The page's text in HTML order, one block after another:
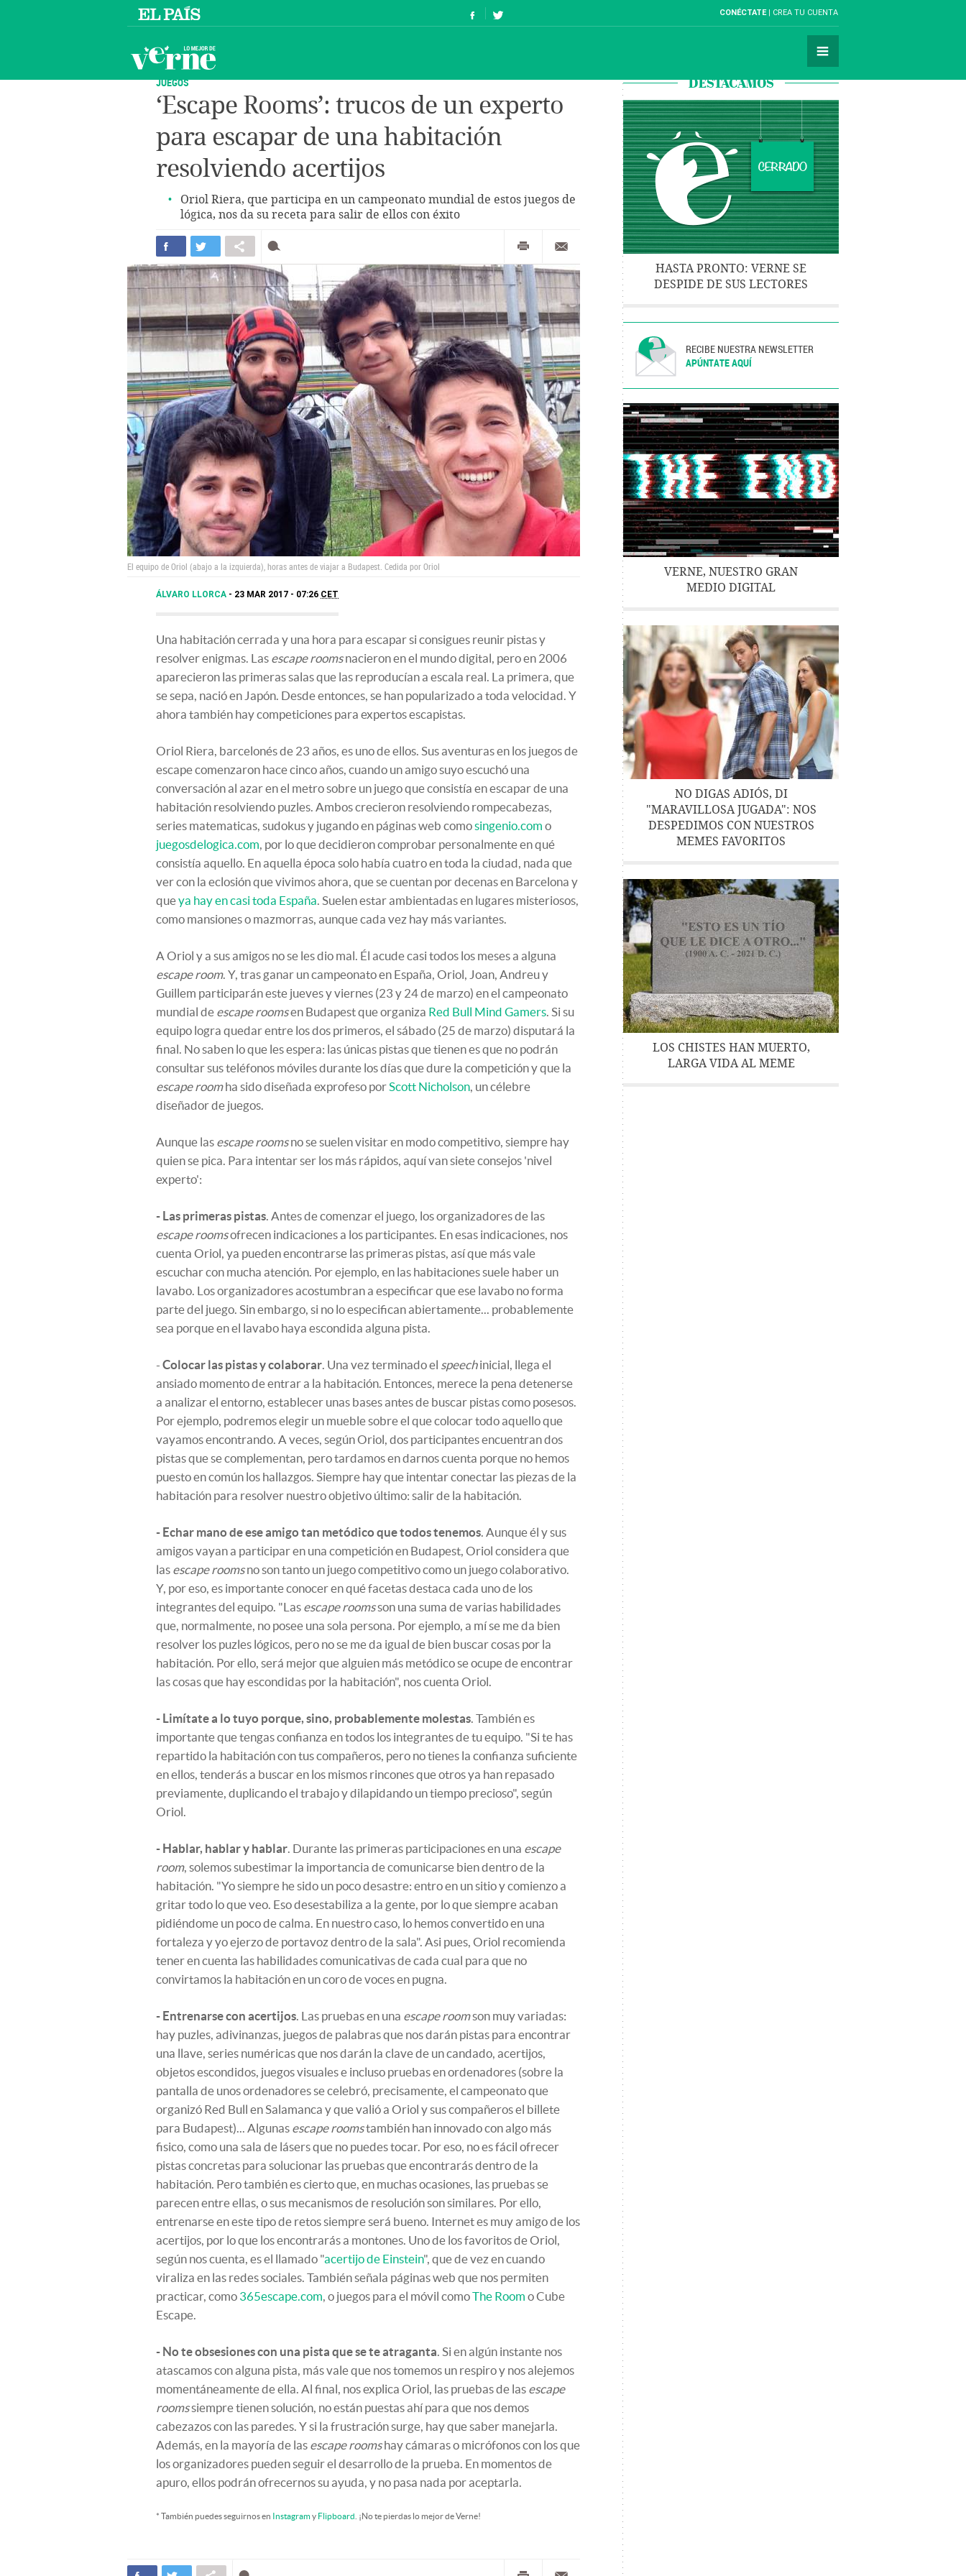
CONÉCTATE CREA TU CUENTA
JUEGOS
‘Escape Rooms’: trucos de un experto
para escapar de una habitación
resolviendo acertijos
Oriol Riera, que participa en un campeonato mundial de estos juegos de
lógica, nos da su receta para salir de ellos con éxito
El equipo de Oriol (abajo a la izquierda), horas antes de viajar a Budapest. Cedida por Oriol
ÁLVARO LLORCA 23 MAR 2017 - 07:26 CET
Una habitación cerrada y una hora para escapar si consigues reunir pistas y
resolver enigmas. Las escape roomsnacieron en el mundo digital, pero en 2006
aparecieron las primeras salas que las reproducían a escala real. La primera, que
se sepa, nació en Japón. Desde entonces, se han popularizado a toda velocidad. Y
ahora también hay competiciones para expertos escapistas.
Oriol Riera, barcelonés de 23 años, es uno de ellos. Sus aventuras en los juegos de
escape comenzaron hace cinco años, cuando un amigo suyo escuchó una
conversación al azar en el metro sobre un juego que consistía en escapar de una
habitación resolviendo puzles. Ambos crecieron resolviendo rompecabezas,
series matematicas, sudokus y jugando en páginas web comosingenio.com o
juegosdelogica.com, por lo que decidieron comprobar personalmente en qué
consistía aquello. En aquella época solo había cuatro en toda la ciudad, nada que
ver con la eclosión que vivimos ahora, que se cuentan por decenas en Barcelona y
queya hay en casi toda España. Suelen estar ambientadas en lugares misteriosos,
como mansiones o mazmorras, aunque cada vez hay más variantes.
A Oriol y a sus amigos no se les dio mal. Él acude casi todos los meses a alguna
escape room. Y, tras ganar un campeonato en España, Oriol, Joan, Andreu y
Guillem participarán este jueves y viernes (23 y 24 de marzo) en el campeonato
mundial de escape roomsen Budapest que organiza Red Bull Mind Gamers. Si su
equipo logra quedar entre los dos primeros, el sábado (25 de marzo) disputará la
final. No saben lo que les espera: las únicas pistas que tienen es que no podrán
consultar sus teléfonos móviles durante los días que dure la competición y que la
escape roomha sido diseñada exprofeso porScott Nicholson, un célebre
diseñador de juegos.
Aunque las escape roomsno se suelen visitar en modo competitivo, siempre hay
quien se pica. Para intentar ser los más rápidos, aquí van siete consejos 'nivel
experto':
- Las primeras pistas. Antes de comenzar el juego, los organizadores de las
escape roomsofrecen indicaciones a los participantes. En esas indicaciones, nos
cuenta Oriol, ya pueden encontrarse las primeras pistas, así que más vale
escuchar con mucha atención. Por ejemplo, en las habitaciones suele haber un
lavabo. Los organizadores acostumbran a especificar que ese lavabo no forma
parte del juego. Sin embargo, si no lo especifican abiertamente... probablemente
sea porque en el lavabo haya escondida alguna pista.
- Colocar las pistas y colaborar. Una vez terminado el speechinicial, llega el
ansiado momento de entrar a la habitación. Entonces, merece la pena detenerse
a analizar el entorno, establecer unas bases antes de buscar pistas como posesos.
Por ejemplo, podremos elegir un mueble sobre el que colocar todo aquello que
vayamos encontrando. A veces, según Oriol, dos participantes encuentran dos
pistas que se complementan, pero tardamos en darnos cuenta porque no hemos
puesto en común los hallazgos. Siempre hay que intentar conectar las piezas de la
habitación para resolver nuestro objetivo último: salir de la habitación.
- Echar mano de ese amigo tan metódico que todos tenemos. Aunque él y sus
amigos vayan a participar en una competición en Budapest, Oriol considera que
las escape roomsno son tanto un juego competitivo como un juego colaborativo.
Y, por eso, es importante conocer en qué facetas destaca cada uno de los
integrantes del equipo. "Las escape roomsson una suma de varias habilidades
que, normalmente, no posee una sola persona. Por ejemplo, a mí se me da bien
resolver los puzles lógicos, pero no se me da igual de bien buscar cosas por la
habitación. Por ello, será mejor que alguien más metódico se ocupe de encontrar
las cosas que hay escondidas por la habitación", nos cuenta Oriol.
- Limítate a lo tuyo porque, sino, probablemente molestas. También es
importante que tengas confianza en todos los integrantes de tu equipo. "Si te has
repartido la habitación con tus compañeros, pero no tienes la confianza suficiente
en ellos, tenderás a buscar en los mismos rincones que otros ya han repasado
previamente, duplicando el trabajo y dilapidando un tiempo precioso", según
Oriol.
- Hablar, hablar y hablar. Durante las primeras participaciones en una escape
room, solemos subestimar la importancia de comunicarse bien dentro de la
habitación. "Yo siempre he sido un poco desastre: entro en un sitio y comienzo a
gritar todo lo que veo. Eso desestabiliza a la gente, por lo que siempre acaban
pidiéndome un poco de calma. En nuestro caso, lo hemos convertido en una
fortaleza y yo ejerzo de portavoz dentro de la sala". Asi pues, Oriol recomienda
tener en cuenta las habilidades comunicativas de cada cual para que no
convirtamos la habitación en un coro de voces en pugna.
- Entrenarse con acertijos. Las pruebas en una escape roomson muy variadas:
hay puzles, adivinanzas, juegos de palabras que nos darán pistas para encontrar
una llave, series numéricas que nos darán la clave de un candado, acertijos,
objetos escondidos, juegos visuales e incluso pruebas en ordenadores (sobre la
pantalla de unos ordenadores se celebró, precisamente, el campeonato que
organizó Red Bull en Salamanca y que valió a Oriol y sus compañeros el billete
para Budapest)... Algunas escape roomstambién han innovado con algo más
fisico, como una sala de lásers que no puedes tocar. Por eso, no es fácil ofrecer
pistas concretas para solucionar las pruebas que encontrarás dentro de la
habitación. Pero también es cierto que, en muchas ocasiones, las pruebas se
parecen entre ellas, o sus mecanismos de resolución son similares. Por ello,
entrenarse en este tipo de retos siempre será bueno. Internet es muy amigo de los
acertijos, por lo que los encontrarás a montones. Uno de los favoritos de Oriol,
según nos cuenta, es el llamado "acertijo de Einstein", que de vez en cuando
viraliza en las redes sociales. También señala páginas web que nos permiten
practicar, como 365escape.com, o juegos para el móvil comoThe Room o Cube
Escape.
- No te obsesiones con una pista que se te atraganta. Si en algún instante nos
atascamos con alguna pista, más vale que nos tomemos un respiro y nos alejemos
momentáneamente de ella. Al final, nos explica Oriol, las pruebas de las escape
roomssiempre tienen solución, no están puestas ahí para que nos demos
cabezazos con las paredes. Y si la frustración surge, hay que saber manejarla.
Además, en la mayoría de las escape roomshay cámaras o micrófonos con los que
los organizadores pueden seguir el desarrollo de la prueba. En momentos de
apuro, ellos podrán ofrecernos su ayuda, y no pasa nada por aceptarla.
* También puedes seguirnos en Instagramy Flipboard . ¡No te pierdas lo mejor de Verne!
DESTACAMOS
HASTA PRONTO: VERNE SE
DESPIDE DE SUS LECTORES
RECIBE NUESTRA NEWSLETTER
APÚNTATE AQUÍ
VERNE, NUESTRO GRAN
MEDIO DIGITAL
NO DIGAS ADIÓS, DI
"MARAVILLOSA JUGADA": NOS
DESPEDIMOS CON NUESTROS
MEMES FAVORITOS
LOS CHISTES HAN MUERTO,
LARGA VIDA AL MEME